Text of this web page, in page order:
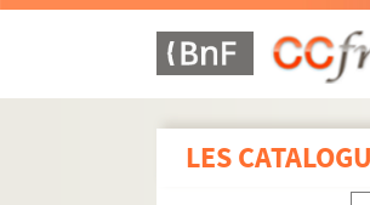
LES
Antilles
Argentine
Autriche